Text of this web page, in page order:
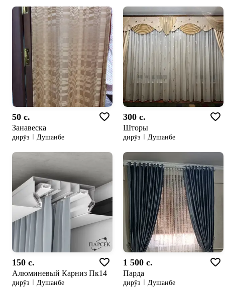
50 c.
Занавеска
дирӯз Душанбе
300 c.
Шторы
дирӯз Душанбе
150 c.
Алюминевый Карниз Пк14
дирӯз Душанбе
1 500 c.
Парда
дирӯз Душанбе